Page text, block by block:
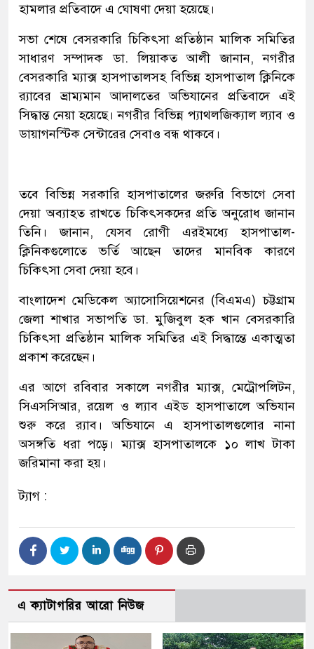
হামলার প্রতিবাদে এ ঘোষণা দেয়া হয়েছে।
সভা শেষে বেসরকারি চিকিৎসা প্রতিষ্ঠান মালিক সমিতির
সাধারণ সম্পাদক ডা. লিয়াকত আলী জানান, নগরীর
বেসরকারি ম্যাক্স হাসপাতালসহ বিভিন্ন হাসপাতাল ক্লিনিকে
র‍্যাবের ভ্রাম্যমান আদালতের অভিযানের প্রতিবাদে এই
সিদ্ধান্ত নেয়া হয়েছে। নগরীর বিভিন্ন প্যাথলজিক্যাল ল্যাব ও
ডায়াগনস্টিক সেন্টারের সেবাও বন্ধ থাকবে।
তবে বিভিন্ন সরকারি হাসপাতালের জরুরি বিভাগে সেবা
দেয়া অব্যাহত রাখতে চিকিৎসকদের প্রতি অনুরোধ জানান
তিনি। জানান, যেসব রোগী এরইমধ্যে হাসপাতাল-
ক্লিনিকগুলোতে ভর্তি আছেন তাদের মানবিক কারণে
চিকিৎসা সেবা দেয়া হবে।
বাংলাদেশ মেডিকেল অ্যাসোসিয়েশনের (বিএমএ) চট্টগ্রাম
জেলা শাখার সভাপতি ডা. মুজিবুল হক খান বেসরকারি
চিকিৎসা প্রতিষ্ঠান মালিক সমিতির এই সিদ্ধান্তে একাত্মতা
প্রকাশ করেছেন।
এর আগে রবিবার সকালে নগরীর ম্যাক্স, মেট্রোপলিটন,
সিএসসিআর, রয়েল ও ল্যাব এইড হাসপাতালে অভিযান
শুরু করে র‍্যাব। অভিযানে এ হাসপাতালগুলোর নানা
অসঙ্গতি ধরা পড়ে। ম্যাক্স হাসপাতালকে ১০ লাখ টাকা
জরিমানা করা হয়।
ট্যাগ :
এ ক্যাটাগরির আরো নিউজ